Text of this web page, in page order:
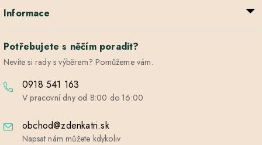
Informace
Potřebujete s něčím poradit?
Nevíte si rady s výběrem? Pomůžeme vám.
0918 541 163
V pracovní dny od 8:00 do 16:00
obchod@zdenkatri.sk
Napsat nám můžete kdykoliv